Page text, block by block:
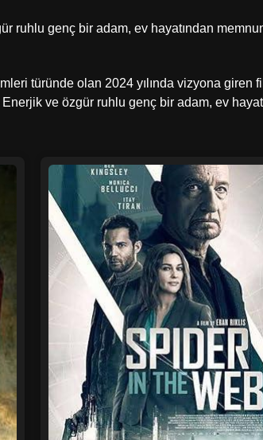
genç bir adam, ev hayatından
türünde olan 2024 yılında vizyona giren
ve özgür ruhlu genç bir adam, ev